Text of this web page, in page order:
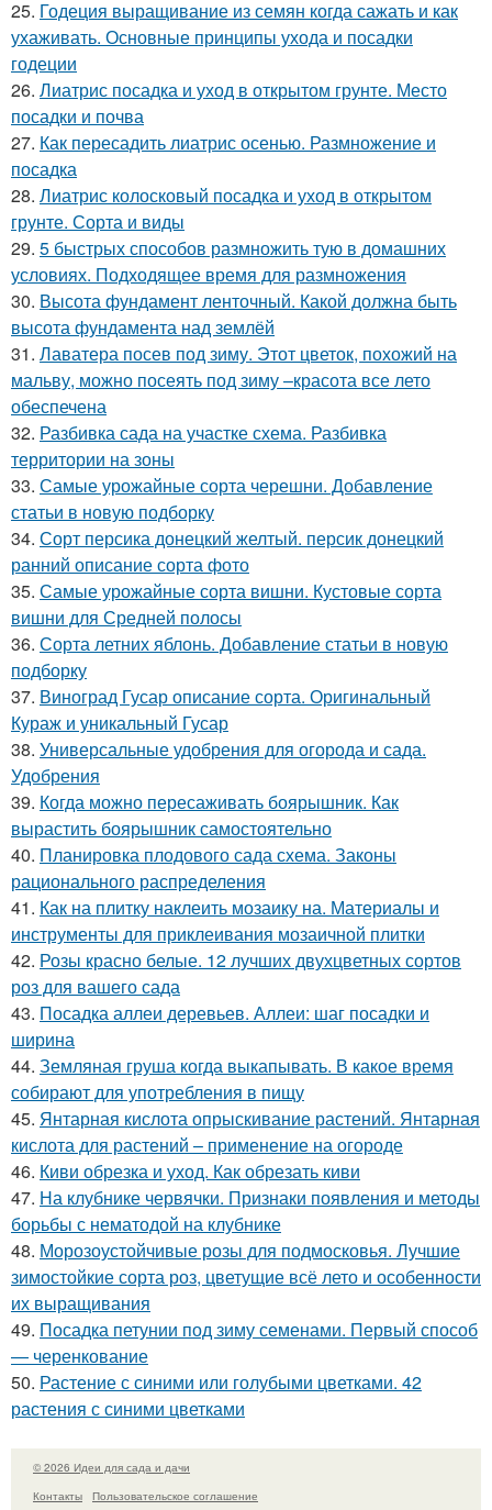
25. Годеция выращивание из семян когда сажать и как
ухаживать. Основные принципы ухода и посадки
годеции
26. Лиатрис посадка и уход в открытом грунте. Место
посадки и почва
27. Как пересадить лиатрис осенью. Размножение и
посадка
28. Лиатрис колосковый посадка и уход в открытом
грунте. Сорта и виды
29. 5 быстрых способов размножить тую в домашних
условиях. Подходящее время для размножения
30. Высота фундамент ленточный. Какой должна быть
высота фундамента над землёй
31. Лаватера посев под зиму. Этот цветок, похожий на
мальву, можно посеять под зиму –красота все лето
обеспечена
32. Разбивка сада на участке схема. Разбивка
территории на зоны
33. Самые урожайные сорта черешни. Добавление
статьи в новую подборку
34. Сорт персика донецкий желтый. персик донецкий
ранний описание сорта фото
35. Самые урожайные сорта вишни. Кустовые сорта
вишни для Средней полосы
36. Сорта летних яблонь. Добавление статьи в новую
подборку
37. Виноград Гусар описание сорта. Оригинальный
Кураж и уникальный Гусар
38. Универсальные удобрения для огорода и сада.
Удобрения
39. Когда можно пересаживать боярышник. Как
вырастить боярышник самостоятельно
40. Планировка плодового сада схема. Законы
рационального распределения
41. Как на плитку наклеить мозаику на. Материалы и
инструменты для приклеивания мозаичной плитки
42. Розы красно белые. 12 лучших двухцветных сортов
роз для вашего сада
43. Посадка аллеи деревьев. Аллеи: шаг посадки и
ширина
44. Земляная груша когда выкапывать. В какое время
собирают для употребления в пищу
45. Янтарная кислота опрыскивание растений. Янтарная
кислота для растений – применение на огороде
46. Киви обрезка и уход. Как обрезать киви
47. На клубнике червячки. Признаки появления и методы
борьбы с нематодой на клубнике
48. Морозоустойчивые розы для подмосковья. Лучшие
зимостойкие сорта роз, цветущие всё лето и особенности
их выращивания
49. Посадка петунии под зиму семенами. Первый способ
— черенкование
50. Растение с синими или голубыми цветками. 42
растения с синими цветками
© 2026 Идеи для сада и дачи
Контакты
Пользовательское соглашение